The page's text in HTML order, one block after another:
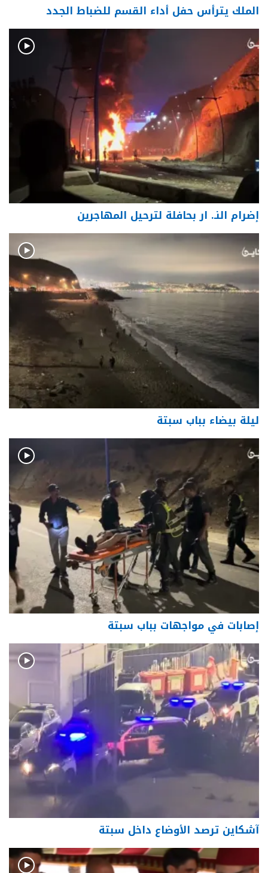
الملك يترأس حفل أداء القسم للضباط الجدد
إضرام النـ. ار بحافلة لترحيل المهاجرين
ليلة بيضاء بباب سبتة
إصابات في مواجهات بباب سبتة
آشكاين ترصد الأوضاع داخل سبتة